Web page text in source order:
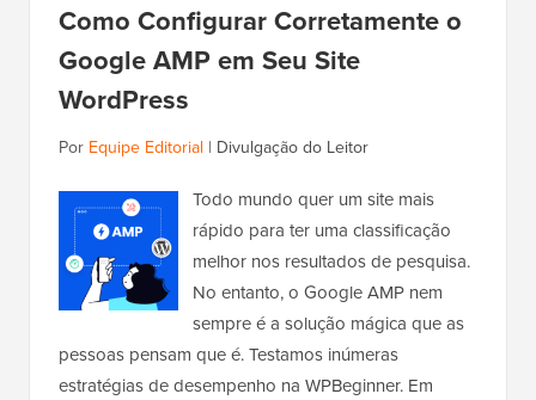
Como Configurar Corretamente o
Google AMP em Seu Site
WordPress
Por Equipe Editorial | Divulgação do Leitor
Todo mundo quer um site mais
rápido para ter uma classificação
melhor nos resultados de pesquisa.
No entanto, o Google AMP nem
sempre é a solução mágica que as
pessoas pensam que é. Testamos inúmeras
estratégias de desempenho na WPBeginner. Em